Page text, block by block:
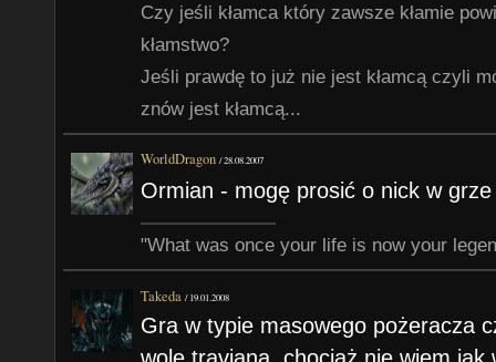
Czy jeśli kłamca który zawsze kłamie
kłamstwo?
Jeśli prawdę to już nie jest kłamcą czyli
znów jest kłamcą...
WorldDragon /28.08.2007
Ormian - mogę prosić o nick w
"What was once your life is now your
Takeda /19.01.2008
Gra w typie masowego pożeracza